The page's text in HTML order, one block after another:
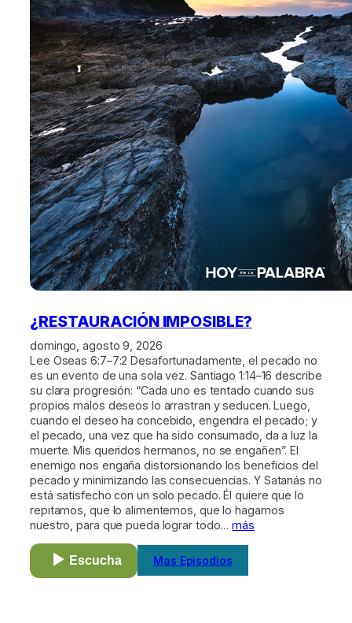
¿RESTAURACIÓN IMPOSIBLE?
domingo, agosto 9, 2026
Lee Oseas 6:7–7:2 Desafortunadamente, el pecado no
es un evento de una sola vez. Santiago 1:14–16 describe
su clara progresión: “Cada uno es tentado cuando sus
propios malos deseos lo arrastran y seducen. Luego,
cuando el deseo ha concebido, engendra el pecado; y
el pecado, una vez que ha sido consumado, da a luz la
muerte. Mis queridos hermanos, no se engañen”. El
enemigo nos engaña distorsionando los beneficios del
pecado y minimizando las consecuencias. Y Satanás no
está satisfecho con un solo pecado. Él quiere que lo
repitamos, que lo alimentemos, que lo hagamos
nuestro, para que pueda lograr todo…más
Escucha Mas Episodios